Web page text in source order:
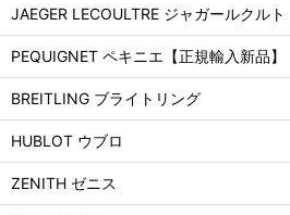
JAEGER LECOULTRE ジャガールクルト
PEQUIGNET ペキニエ【正規輸入新品】
BREITLING ブライトリング
HUBLOT ウブロ
ZENITH ゼニス